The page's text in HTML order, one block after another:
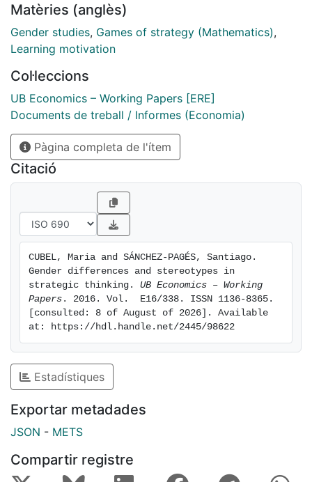
Matèries (anglès)
Gender studies, Games of strategy (Mathematics),
Learning motivation
Col·leccions
UB Economics – Working Papers [ERE]
Documents de treball / Informes (Economia)
Pàgina completa de l'ítem
Citació
CUBEL, Maria and SÁNCHEZ-PAGÉS, Santiago.
Gender differences and stereotypes in
strategic thinking. UB Economics – Working
Papers . 2016. Vol.  E16/338. ISSN 1136-8365.
[consulted: 8 of August of 2026]. Available
at: https://hdl.handle.net/2445/98622
Estadístiques
Exportar metadades
JSON - METS
Compartir registre